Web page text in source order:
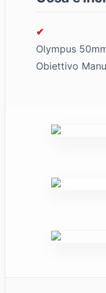
✔
Olympus
Obiettivo